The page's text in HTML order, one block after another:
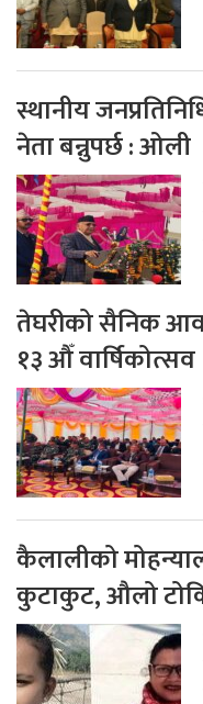
स्थानीय
नेता बन्नुपर्छ : ओली
तेघरीको सैनिक
१३ औँ वार्षिकोत्सव
कैलालीको
कुटाकुट, औलो